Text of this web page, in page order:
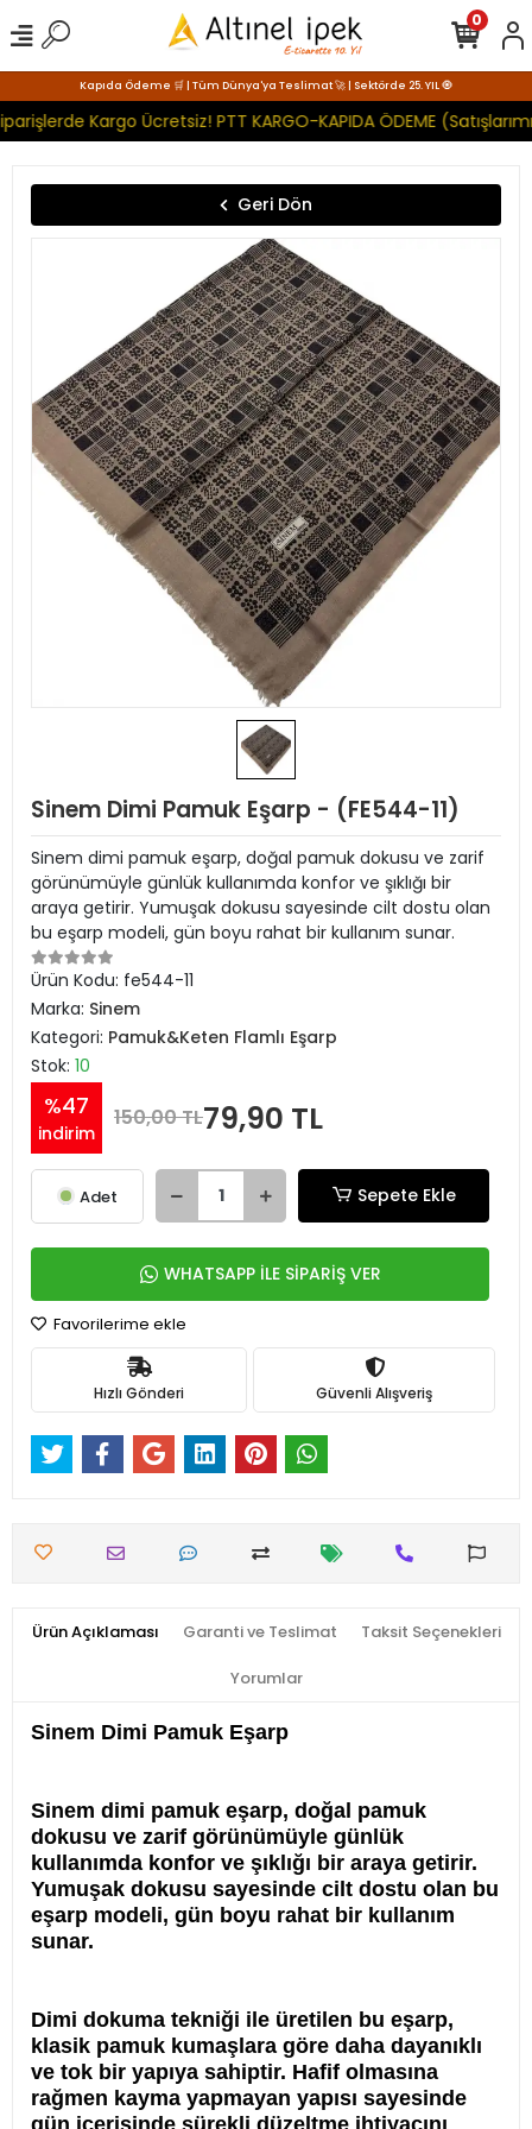
Kapıda Ödeme 🛒 | Tüm Dünya'ya Teslimat 🚀 | Sektörde 25. YIL 🧿
Kargo Ücretsiz! PTT KARGO-KAPIDA ÖDEME
0
Geri Dön
Sinem Dimi Pamuk Eşarp - (FE544-11)
Sinem dimi pamuk eşarp, doğal pamuk dokusu ve zarif
görünümüyle günlük kullanımda konfor ve şıklığı bir
araya getirir. Yumuşak dokusu sayesinde cilt dostu olan
bu eşarp modeli, gün boyu rahat bir kullanım sunar.
Ürün Kodu: fe544-11
Marka: Sinem
Kategori: Pamuk&Keten Flamlı Eşarp
Stok: 10
%47
indirim
150,00 TL79,90 TL
Adet Sepete Ekle
WHATSAPP İLE SİPARİŞ VER
Favorilerime ekle
Hızlı Gönderi Güvenli Alışveriş
Ürün Açıklaması Garanti ve Teslimat Taksit Seçenekleri
Yorumlar
Sinem Dimi Pamuk Eşarp
Sinem dimi pamuk eşarp, doğal pamuk
dokusu ve zarif görünümüyle günlük
kullanımda konfor ve şıklığı bir araya getirir.
Yumuşak dokusu sayesinde cilt dostu olan bu
eşarp modeli, gün boyu rahat bir kullanım
sunar.
Dimi dokuma tekniği ile üretilen bu eşarp,
klasik pamuk kumaşlara göre daha dayanıklı
ve tok bir yapıya sahiptir. Hafif olmasına
rağmen kayma yapmayan yapısı sayesinde